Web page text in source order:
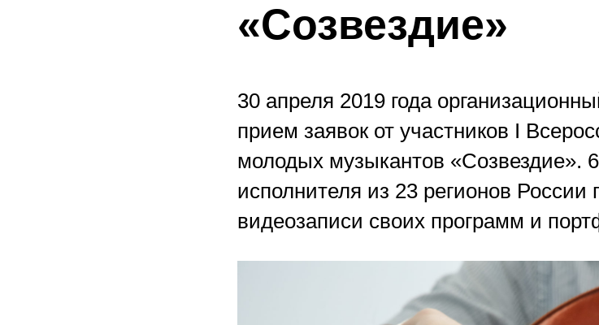
«Созвездие»
30 апреля 2019 года
прием заявок от участников I
молодых музыкантов «Созвездие».
исполнителя из 23 регионов
видеозаписи своих программ и